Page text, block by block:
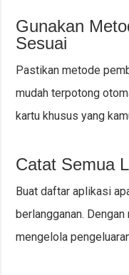
Gunakan
Sesuai
Pastikan metode
mudah terpotong
kartu khusus yang
Catat Semua
Buat daftar aplikasi
berlangganan.
mengelola